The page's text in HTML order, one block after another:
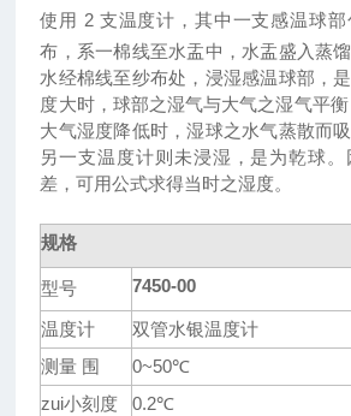
使用 2 支温度计，其中一支感温球
布，系一棉线至水盂中，水盂盛入蒸
水经棉线至纱布处，浸湿感温球部，
度大时，球部之湿气与大气之湿气平
大气湿度降低时，湿球之水气蒸散而
另一支温度计则未浸湿，是为乾球
差，可用公式求得当时之湿度。
规格
型号 7450-00
温度计
双管水银温度计
测量 围
0~50℃
zui小刻度
0.2℃